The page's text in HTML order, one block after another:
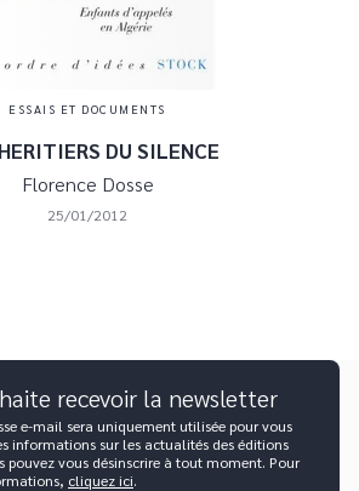
ESSAIS ET DOCUMENTS
DU SILENCE
Florence Dosse
25/01/2012
recevoir la newsletter
e-mail sera uniquement utilisée pour vous
informations sur les actualités des éditions
pouvez vous désinscrire à tout moment. Pour
cliquez ici.